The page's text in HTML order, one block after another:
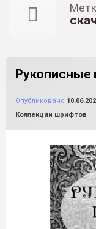
Опубликовано
Рубрики:
Коллекции шрифтов